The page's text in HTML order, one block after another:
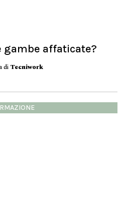
gambe affaticate?
diTecniwork